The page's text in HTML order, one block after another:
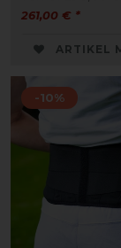
261,00 € *
ARTIKEL
-10%